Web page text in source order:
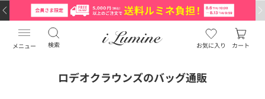
メニュー 検索 お気に入り カート
ロデオクラウンズのバッグ通販